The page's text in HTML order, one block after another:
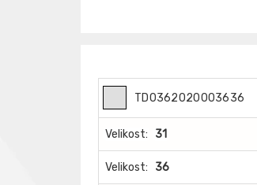
TD0362020003636
Velikost: 31
Velikost: 36